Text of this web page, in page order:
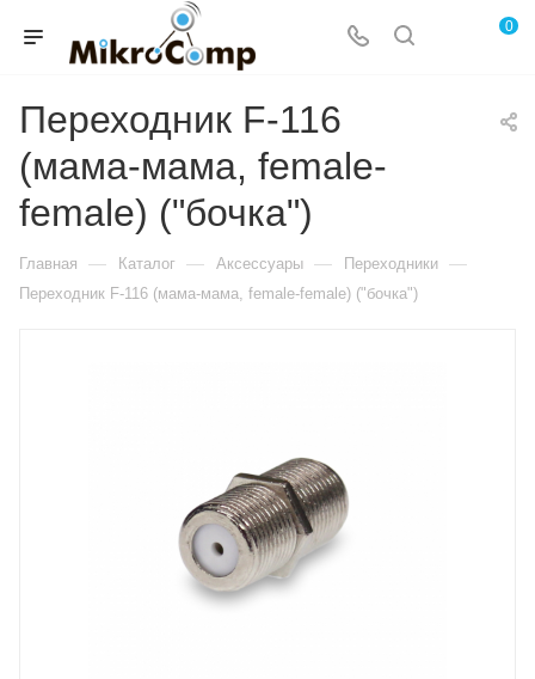
0
Переходник F-116
(мама-мама, female-
female) ("бочка")
Главная — Каталог — Аксессуары — Переходники —
Переходник F-116 (мама-мама, female-female) ("бочка")